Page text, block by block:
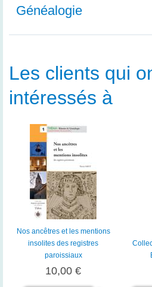
Généalogie
Les clients qui
intéressés à
Nos ancêtres et les mentions
insolites des registres
paroissiaux
10,00 €